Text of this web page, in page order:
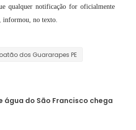
qualquer notificação for oficialmente
informou, no texto.
dos Guararapes PE
do São Francisco chega